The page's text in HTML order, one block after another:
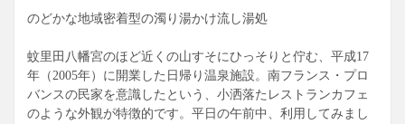
のどかな地域密着型の濁り湯かけ流し湯処
蚊里田八幡宮のほど近くの山すそにひっそりと佇む、平成17
年（2005年）に開業した日帰り温泉施設。南フランス・プロ
バンスの民家を意識したという、小洒落たレストランカフェ
のような外観が特徴的です。平日の午前中、利用してみまし